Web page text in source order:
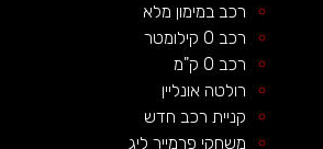
רכב במימון מלא
רכב 0 קילומטר
רכב 0 ק"מ
רולטה אונליין
קניית רכב חדש
משחקי פרמייר ליג